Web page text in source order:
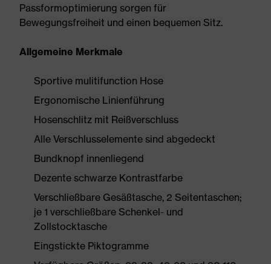
Passformoptimierung sorgen für
Bewegungsfreiheit und einen bequemen Sitz.
Allgemeine Merkmale
Sportive mulitifunction Hose
Ergonomische Linienführung
Hosenschlitz mit Reißverschluss
Alle Verschlusselemente sind abgedeckt
Bundknopf innenliegend
Dezente schwarze Kontrastfarbe
Verschließbare Gesäßtasche, 2 Seitentaschen;
je 1 verschließbare Schenkel- und
Zollstocktasche
Eingstickte Piktogramme